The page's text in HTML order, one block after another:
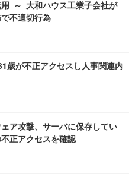
～ 大和ハウス工業子会社が
不適切行為
歳が不正アクセスし人事関連内
ア攻撃、サーバに保存してい
正アクセスを確認